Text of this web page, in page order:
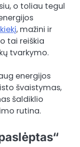
o toliau tegul
, mažini ir
tai reiškia
tvarkymo.
energijos
švaistymas,
šaldiklio
rutina.